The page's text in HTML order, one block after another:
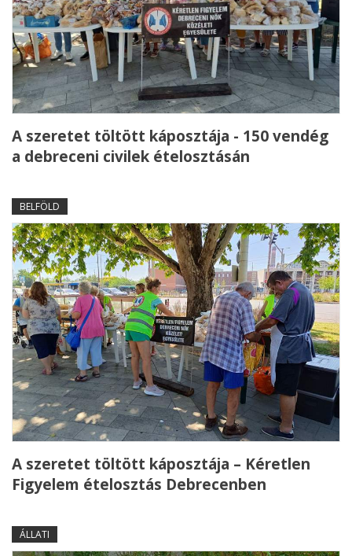
A szeretet töltött káposztája - 150 vendég
a debreceni civilek ételosztásán
BELFÖLD
A szeretet töltött káposztája – Kéretlen
Figyelem ételosztás Debrecenben
ÁLLATI